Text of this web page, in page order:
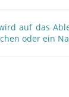
auf das
oder ein